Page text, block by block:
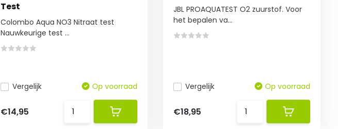
Test
Colombo Aqua NO3 Nitraat test
Nauwkeurige test ...
Vergelijk Op voorraad
€14,95
JBL PROAQUATEST O2 zuurstof. Voor
het bepalen va...
Vergelijk Op voorraad
€18,95